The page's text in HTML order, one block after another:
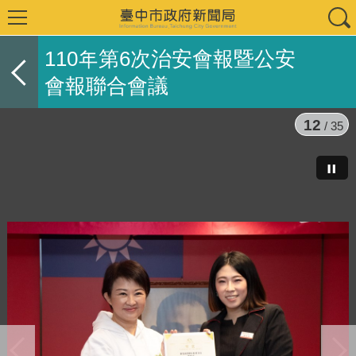
110年第6次治安會報暨公安
會報聯合會議
12 / 35